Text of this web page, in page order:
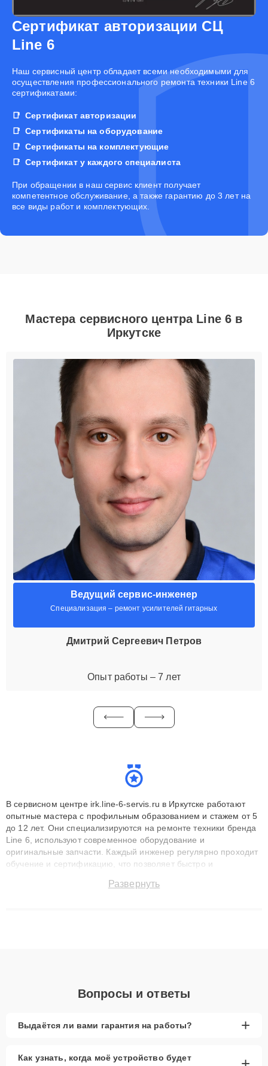
Сертификат авторизации СЦ
Line 6
Наш сервисный центр обладает всеми необходимыми для
осуществления профессионального ремонта техники Line 6
сертификатами:
Сертификат авторизации
Сертификаты на оборудование
Сертификаты на комплектующие
Сертификат у каждого специалиста
При обращении в наш сервис клиент получает
компетентное обслуживание, а также гарантию до 3 лет на
все виды работ и комплектующих.
Мастера сервисного центра Line 6 в
Иркутске
Ведущий сервис-инженер
Специализация – ремонт усилителей гитарных
Дмитрий Сергеевич Петров
Опыт работы – 7 лет
В сервисном центре irk.line-6-servis.ru в Иркутске работают
опытные мастера с профильным образованием и стажем от 5
до 12 лет. Они специализируются на ремонте техники бренда
Line 6, используют современное оборудование и
оригинальные запчасти. Каждый инженер регулярно проходит
обучение и сертификацию, что позволяет быстро и
сохранением гарантии до 3 лет. Наши мастера решают
Развернуть
Вопросы и ответы
Выдаётся ли вами гарантия на работы? +
Как узнать, когда моё устройство будет